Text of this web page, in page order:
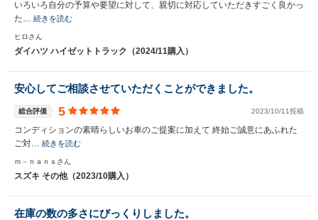
いろいろ自分の予算や要望に対して、親切に対応していただきすごく良かっ
た… 続きを読む
ヒロさん
ダイハツ ハイゼットトラック（2024/11購入）
安心してご相談させていただくことができました。
総合評価 5 2023/10/11投稿
コンディションの素晴らしいお車のご提案に加えて 終始ご誠意にあふれた
ご対… 続きを読む
ｍ－ｎａｎｓさん
スズキ その他（2023/10購入）
在庫の数の多さにびっくりしました。